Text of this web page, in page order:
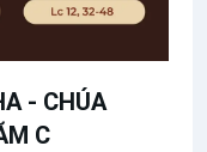
- CHÚA
C